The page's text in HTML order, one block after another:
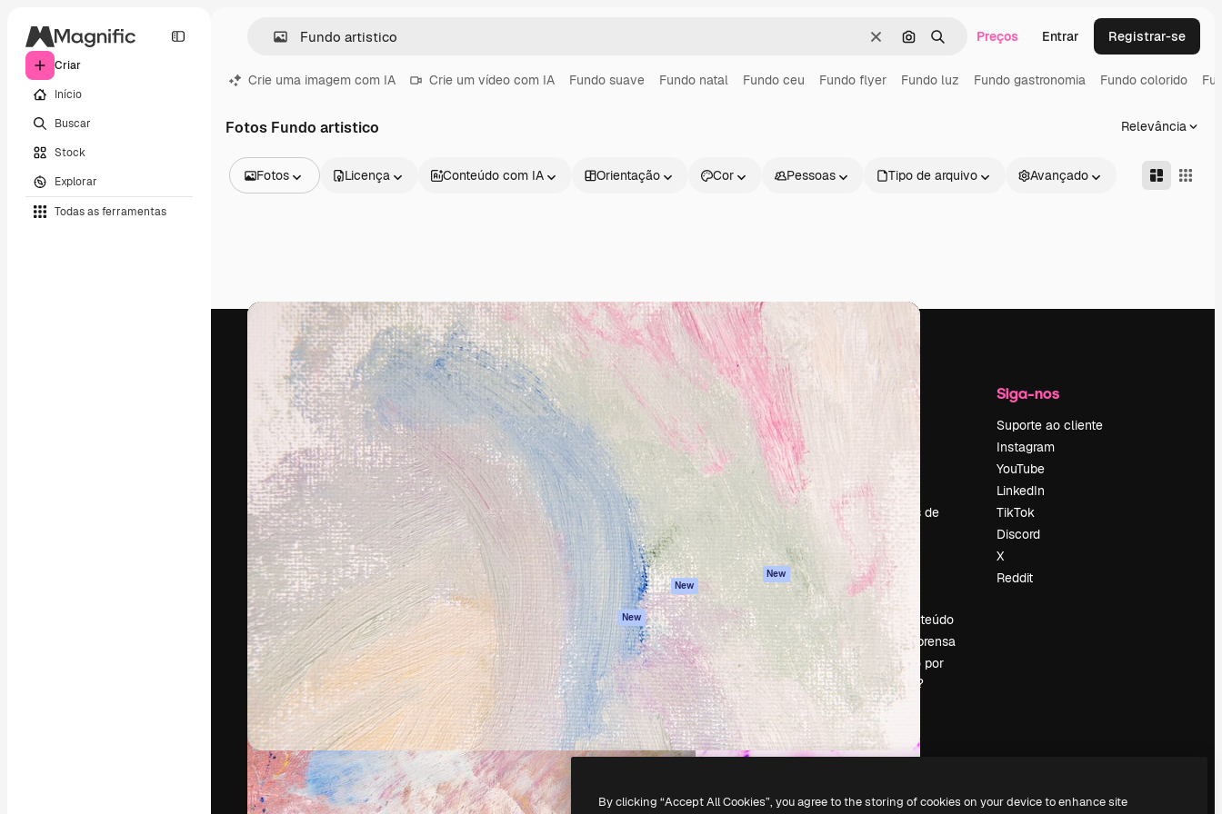
Criar
Início
Buscar
Stock
Explorar
Todas as ferramentas
LimparPesquisar por imagem
BuscarPreços Entrar Registrar-se
Crie uma imagem com IA Crie um vídeo com IA Fundo suave Fundo natal Fundo ceu Fundo flyer Fundo luz Fundo gastronomia Fundo colorido
Fotos Fundo artistico Relevância
Fotos
Vídeos
Clipes de vídeo
Animações
Modelos de vídeos
Modelos 3D
Fontes
Licença Conteúdo com IA Orientação Cor Pessoas Tipo de arquivo Avançado
A plataforma criativa para você direcionar
seu melhor trabalho. Mais de 1 milhão de
assinantes entre criativos, empresas,
agências e estúdios.
Português
Produtos
Spaces
Assistente de IA
Gerador de
imagens
Gerador de vídeos
Texto para voz
Conteúdo de stock
MCP para
Claude/ChatGPT
New
Agentes New
API
App móvel
Todas as
ferramentas
Começar
Academy
Documentação
Atendimento
Termos e
condições
Política de
privacidade
Originais
New
Política de cookies
Central de
confiabilidade
Afiliados
Empresas
Empresa
Emprego
Tendências de
pesquisa
Blog
Eventos
Slidesgo
Vender conteúdo
Sala de imprensa
Procurando por
magnific.ai?
Siga-nos
Suporte ao cliente
Instagram
YouTube
LinkedIn
TikTok
Discord
X
Reddit
Copyright © 2010-2026 Freepik Company S.L.U. Todos os direitos reservados.
By clicking “Accept All Cookies”, you agree to the storing of cookies on your device to enhance site